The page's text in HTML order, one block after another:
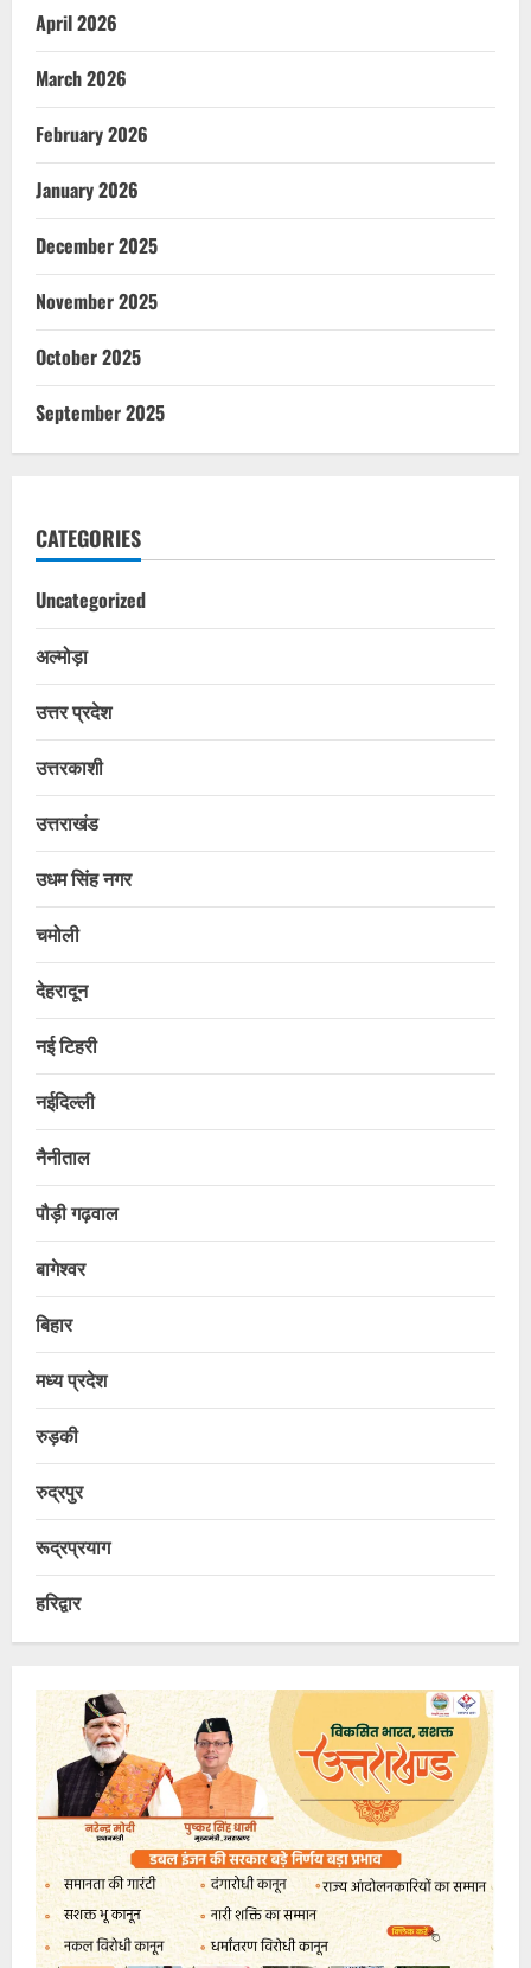
April 2026
March 2026
February 2026
January 2026
December 2025
November 2025
October 2025
September 2025
CATEGORIES
Uncategorized
अल्मोड़ा
उत्तर प्रदेश
उत्तरकाशी
उत्तराखंड
उधम सिंह नगर
चमोली
देहरादून
नई टिहरी
नईदिल्ली
नैनीताल
पौड़ी गढ़वाल
बागेश्वर
बिहार
मध्य प्रदेश
रुड़की
रुद्रपुर
रूद्रप्रयाग
हरिद्वार